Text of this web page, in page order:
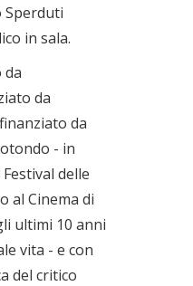
Sperduti
in sala.
da
da
da
- in
delle
al Cinema di
ultimi 10 anni
vita - e con
del critico